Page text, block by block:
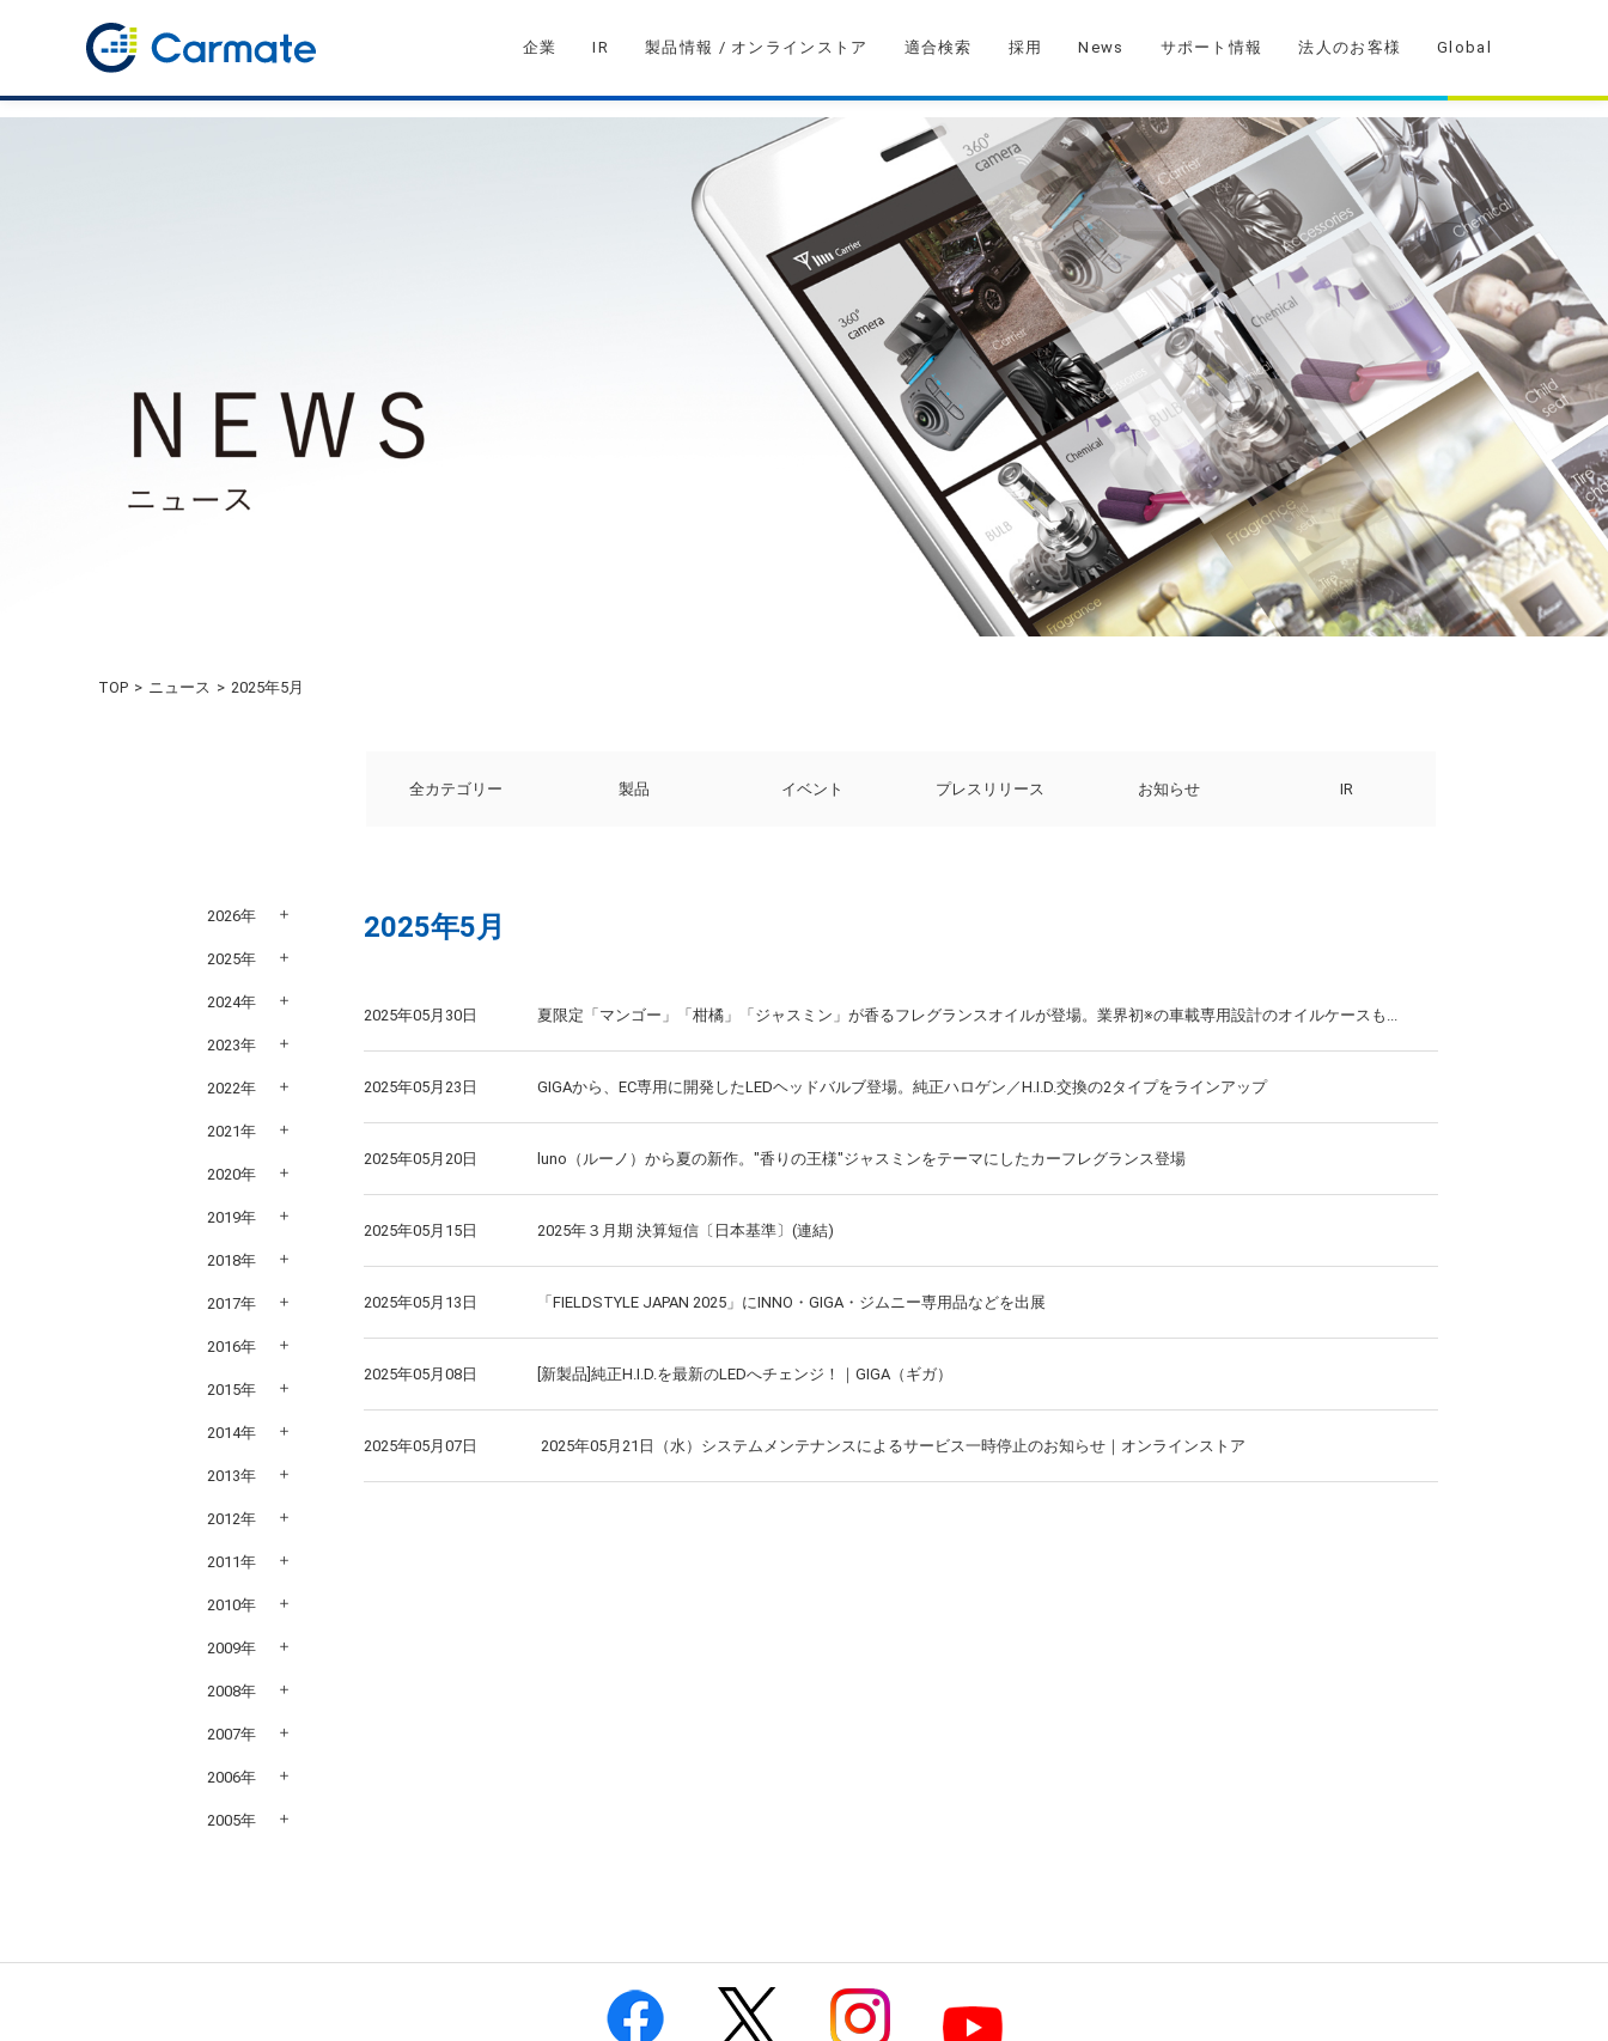
企業 IR 製品情報 / オンラインストア 適合検索 採用 News サポート情報 法人のお客様 Global
TOP ニュース 2025年5月
全カテゴリー 製品 イベント プレスリリース お知らせ IR
2025年5月
2025年05月30日 夏限定「マンゴー」「柑橘」「ジャスミン」が香るフレグランスオイルが登場。業界初※の車載専用設計のオイルケースも...
2025年05月23日 GIGAから、EC専用に開発したLEDヘッドバルブ登場。純正ハロゲン／H.I.D.交換の2タイプをラインアップ
2025年05月20日 luno（ルーノ）から夏の新作。"香りの王様"ジャスミンをテーマにしたカーフレグランス登場
2025年05月15日 2025年３月期 決算短信〔日本基準〕(連結)
2025年05月13日 「FIELDSTYLE JAPAN 2025」にINNO・GIGA・ジムニー専用品などを出展
2025年05月08日 [新製品]純正H.I.D.を最新のLEDへチェンジ！｜GIGA（ギガ）
2025年05月07日 2025年05月21日（水）システムメンテナンスによるサービス一時停止のお知らせ｜オンラインストア
2026年
2025年
2024年
2023年
2022年
2021年
2020年
2019年
2018年
2017年
2016年
2015年
2014年
2013年
2012年
2011年
2010年
2009年
2008年
2007年
2006年
2005年